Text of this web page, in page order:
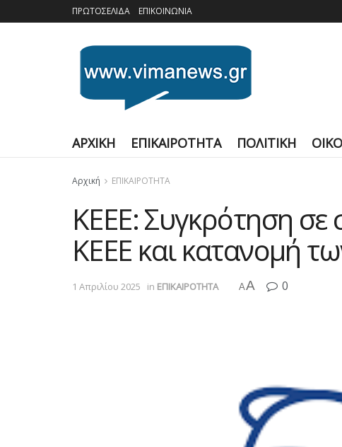
ΠΡΩΤΟΣΕΛΙΔΑ ΕΠΙΚΟΙΝΩΝΙΑ
ΑΡΧΙΚΗ ΕΠΙΚΑΙΡΟΤΗΤΑ ΠΟΛΙΤΙΚΗ
Αρχική ΕΠΙΚΑΙΡΟΤΗΤΑ
ΚΕΕΕ: Συγκρότηση σε
ΚΕΕΕ και κατανομή
1 Απριλίου 2025 in ΕΠΙΚΑΙΡΟΤΗΤΑ AA 0